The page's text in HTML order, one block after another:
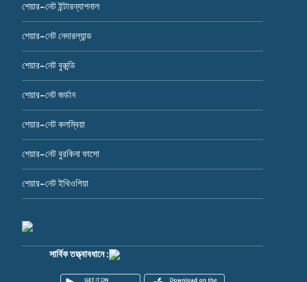
শেয়ার-নেট ইন্টারন্যাশনাল
শেয়ার-নেট নেদারল্যান্ড
শেয়ার-নেট বুরুন্ডি
শেয়ার-নেট জর্ডান
শেয়ার-নেট কলম্বিয়া
শেয়ার-নেট বুরকিনা ফাসো
শেয়ার-নেট ইথিওপিয়া
সার্বিক তত্ত্বাবধানে :